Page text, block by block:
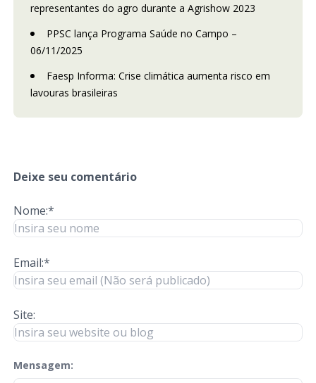
representantes do agro durante a Agrishow 2023
PPSC lança Programa Saúde no Campo –
06/11/2025
Faesp Informa: Crise climática aumenta risco em
lavouras brasileiras
Deixe seu comentário
Nome:*
Email:*
Site:
Mensagem:
check-terms